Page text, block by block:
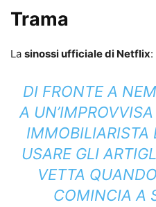
Trama
La sinossi ufficiale di Netflix:
DI FRONTE A
A
IMMOBILIARISTA
USARE GLI
VETTA
COMINCIA A